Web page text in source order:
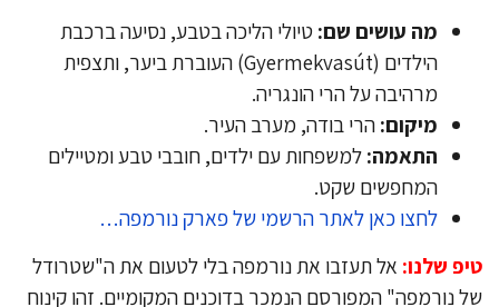
מה עושים שם:טיולי הליכה בטבע, נסיעה ברכבת
הילדים (Gyermekvasút) העוברת ביער, ותצפית
מרהיבה על הרי הונגריה.
מיקום:הרי בודה, מערב העיר.
התאמה:למשפחות עם ילדים, חובבי טבע ומטיילים
המחפשים שקט.
לחצו כאן לאתר הרשמי של פארק נורמפה…
שלנו:אל תעזבו את נורמפה בלי לטעום את ה"שטרודל
נורמפה" המפורסם הנמכר בדוכנים המקומיים. זהו קינוח